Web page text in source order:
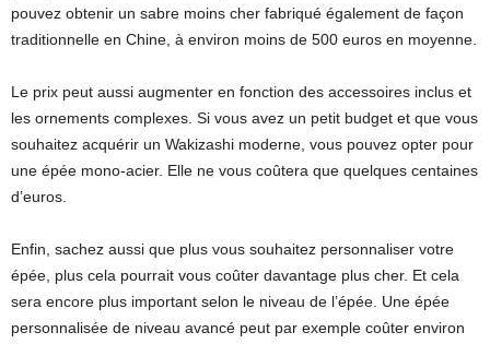
pouvez obtenir un sabre moins cher fabriqué également de façon
traditionnelle en Chine, à environ moins de 500 euros en moyenne.
Le prix peut aussi augmenter en fonction des accessoires inclus et
les ornements complexes. Si vous avez un petit budget et que vous
souhaitez acquérir un Wakizashi moderne, vous pouvez opter pour
une épée mono-acier. Elle ne vous coûtera que quelques centaines
d’euros.
Enfin, sachez aussi que plus vous souhaitez personnaliser votre
épée, plus cela pourrait vous coûter davantage plus cher. Et cela
sera encore plus important selon le niveau de l’épée. Une épée
personnalisée de niveau avancé peut par exemple coûter environ